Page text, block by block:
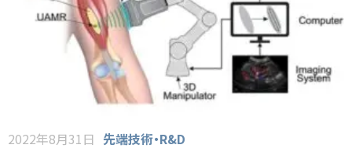
2022年8月31日 先端技術・R&D